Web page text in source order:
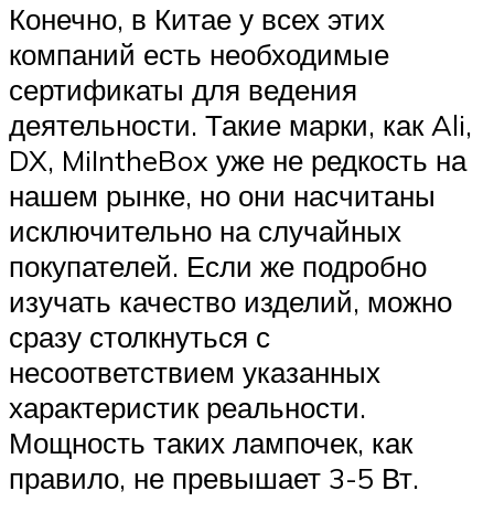
Конечно, в Китае у всех этих
компаний есть необходимые
сертификаты для ведения
деятельности. Такие марки, как Ali,
DX, MiIntheBox уже не редкость на
нашем рынке, но они насчитаны
исключительно на случайных
покупателей. Если же подробно
изучать качество изделий, можно
сразу столкнуться с
несоответствием указанных
характеристик реальности.
Мощность таких лампочек, как
правило, не превышает 3-5 Вт.